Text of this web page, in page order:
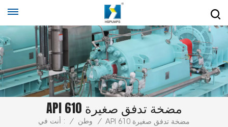
API 610 مضخة تدفق صغيرة
أنت في : / وطن / API 610 مضخة تدفق صغيرة